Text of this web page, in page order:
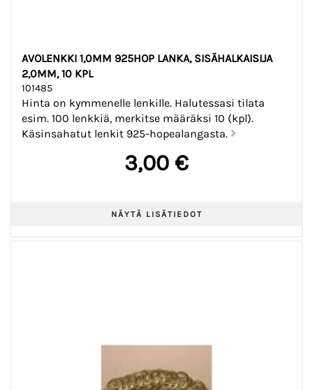
AVOLENKKI 1,0MM 925HOP LANKA, SISÄHALKAISIJA
2,0MM, 10 KPL
101485
Hinta on kymmenelle lenkille. Halutessasi tilata
esim. 100 lenkkiä, merkitse määräksi 10 (kpl).
Käsinsahatut lenkit 925-hopealangasta.
3,00 €